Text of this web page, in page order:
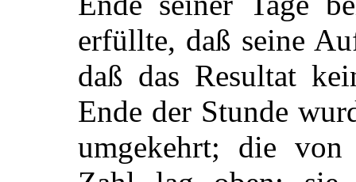
erfüllte, daß seine
daß das Resultat
Ende der Stunde
umgekehrt; die